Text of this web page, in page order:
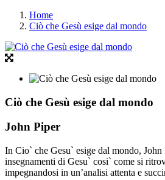
Home
Ciò che Gesù esige dal mondo
Ciò che Gesù esige dal mondo
John Piper
In Cio` che Gesu` esige dal mondo,
insegnamenti di Gesu` cosi` come si
impegnandosi in un’analisi attenta e